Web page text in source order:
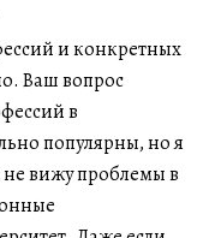
и конкретных
Ваш вопрос
в
популярны, но я
вижу проблемы в